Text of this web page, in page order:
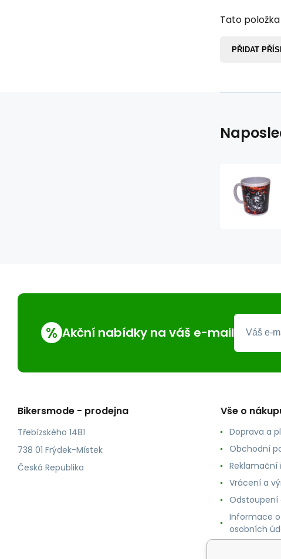
Tato
PŘIDAT
% Akční nabídky na váš e-mail
Bikersmode - prodejna
Třebízského 1481
738 01 Frýdek-Místek
Česká Republika
Vše o
Doprava a
Obchodní
Reklamační
Vrácení a
Odstoupení
Informace
osobních